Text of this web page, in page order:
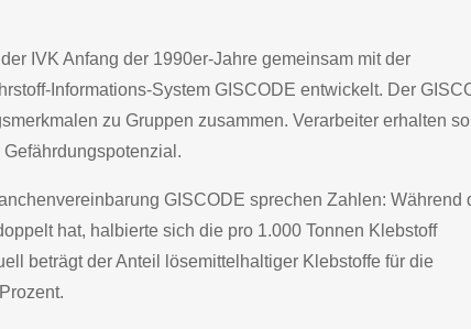
IVK Anfang der 1990er-Jahre gemeinsam mit der
Informations-System GISCODE entwickelt. Der
zu Gruppen zusammen. Verarbeiter erhalten so
GISCODE sprechen Zahlen: Während
hat, halbierte sich die pro 1.000 Tonnen Klebstoff
beträgt der Anteil lösemittelhaltiger Klebstoffe für die